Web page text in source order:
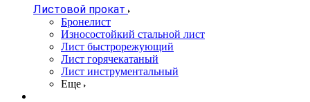
Листовой прокат
Бронелист
Износостойкий стальной лист
Лист быстрорежующий
Лист горячекатаный
Лист инструментальный
Еще